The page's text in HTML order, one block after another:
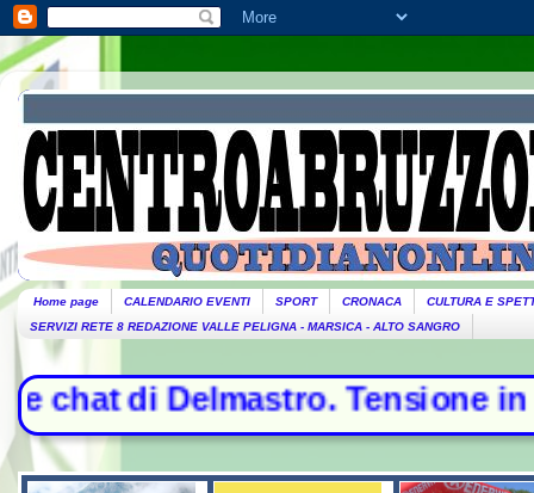
Home page CALENDARIO EVENTI SPORT CRONACA
CULTURA E
SERVIZI RETE 8 REDAZIONE VALLE PELIGNA - MARSICA - ALTO SANGRO
Tensione in Aula,